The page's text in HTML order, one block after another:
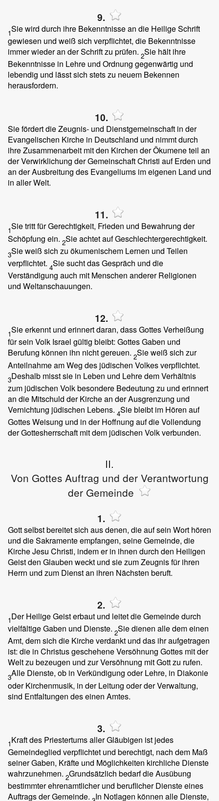
9.
1Sie wird durch ihre Bekenntnisse an die Heilige Schrift
gewiesen und weiß sich verpflichtet, die Bekenntnisse
immer wieder an der Schrift zu prüfen. 2Sie hält ihre
Bekenntnisse in Lehre und Ordnung gegenwärtig und
lebendig und lässt sich stets zu neuem Bekennen
herausfordern.
10.
Sie fördert die Zeugnis- und Dienstgemeinschaft in der
Evangelischen Kirche in Deutschland und nimmt durch
ihre Zusammenarbeit mit den Kirchen der Ökumene teil an
der Verwirklichung der Gemeinschaft Christi auf Erden und
an der Ausbreitung des Evangeliums im eigenen Land und
in aller Welt.
11.
1Sie tritt für Gerechtigkeit, Frieden und Bewahrung der
Schöpfung ein. 2Sie achtet auf Geschlechtergerechtigkeit.
3Sie weiß sich zu ökumenischem Lernen und Teilen
verpflichtet. 4Sie sucht das Gespräch und die
Verständigung auch mit Menschen anderer Religionen
und Weltanschauungen.
12.
1Sie erkennt und erinnert daran, dass Gottes Verheißung
für sein Volk Israel gültig bleibt: Gottes Gaben und
Berufung können ihn nicht gereuen. 2Sie weiß sich zur
Anteilnahme am Weg des jüdischen Volkes verpflichtet.
3Deshalb misst sie in Leben und Lehre dem Verhältnis
zum jüdischen Volk besondere Bedeutung zu und erinnert
an die Mitschuld der Kirche an der Ausgrenzung und
Vernichtung jüdischen Lebens. 4Sie bleibt im Hören auf
Gottes Weisung und in der Hoffnung auf die Vollendung
der Gottesherrschaft mit dem jüdischen Volk verbunden.
II.
Von Gottes Auftrag und der Verantwortung
der Gemeinde
1.
Gott selbst bereitet sich aus denen, die auf sein Wort hören
und die Sakramente empfangen, seine Gemeinde, die
Kirche Jesu Christi, indem er in ihnen durch den Heiligen
Geist den Glauben weckt und sie zum Zeugnis für ihren
Herrn und zum Dienst an ihren Nächsten beruft.
2.
1Der Heilige Geist erbaut und leitet die Gemeinde durch
vielfältige Gaben und Dienste. 2Sie dienen alle dem einen
Amt, dem sich die Kirche verdankt und das ihr aufgetragen
ist: die in Christus geschehene Versöhnung Gottes mit der
Welt zu bezeugen und zur Versöhnung mit Gott zu rufen.
3Alle Dienste, ob in Verkündigung oder Lehre, in Diakonie
oder Kirchenmusik, in der Leitung oder der Verwaltung,
sind Entfaltungen des einen Amtes.
3.
1Kraft des Priestertums aller Gläubigen ist jedes
Gemeindeglied verpflichtet und berechtigt, nach dem Maß
seiner Gaben, Kräfte und Möglichkeiten kirchliche Dienste
wahrzunehmen. 2Grundsätzlich bedarf die Ausübung
bestimmter ehrenamtlicher und beruflicher Dienste eines
Auftrags der Gemeinde. In Notlagen können alle Dienste,